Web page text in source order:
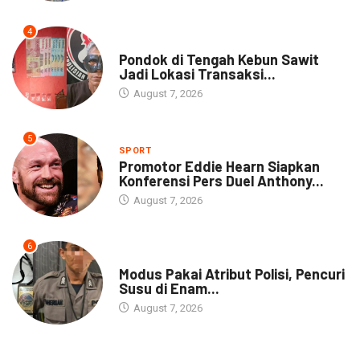
4
Pondok di Tengah Kebun Sawit
Jadi Lokasi Transaksi...
August 7, 2026
5
SPORT
Promotor Eddie Hearn Siapkan
Konferensi Pers Duel Anthony...
August 7, 2026
6
Modus Pakai Atribut Polisi, Pencuri
Susu di Enam...
August 7, 2026